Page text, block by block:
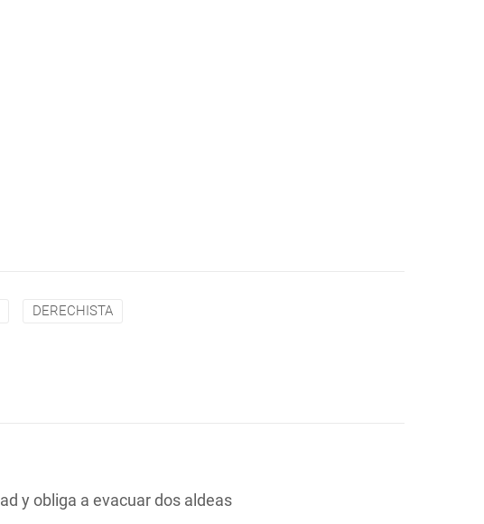
DERECHISTA
y obliga a evacuar dos aldeas